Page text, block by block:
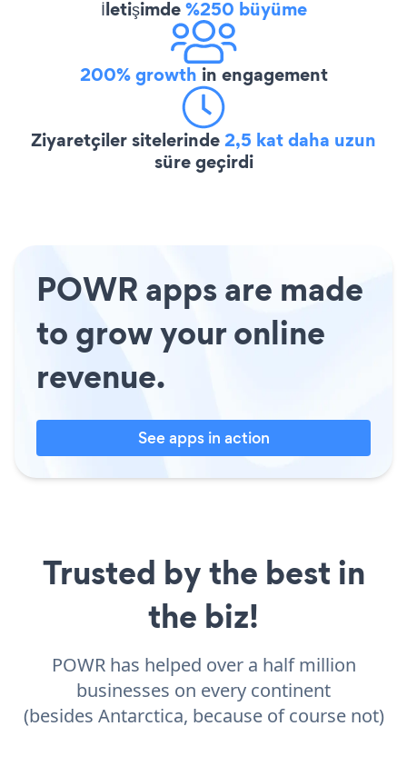
İletişimde%250 büyüme
200% growth in engagement
Ziyaretçiler sitelerinde2,5 kat daha uzun
süre geçirdi
POWR apps are made
to grow your online
revenue.
See apps in action
Trusted by the best in
the biz!
POWR has helped over a half million
businesses on every continent
(besides Antarctica, because of course not)